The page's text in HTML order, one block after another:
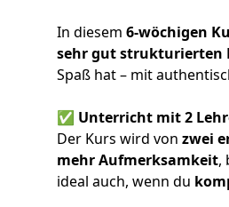
In diesem 6-wöchigen
sehr gut strukturierten
Spaß hat – mit
✅ Unterricht mit 2
Der Kurs wird von zwei
mehr Aufmerksamkeit,
ideal auch, wenn du